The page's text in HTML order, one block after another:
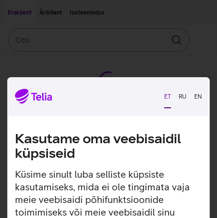
ET RU EN
Kasutame oma veebisaidil
küpsiseid
Küsime sinult luba selliste küpsiste
kasutamiseks, mida ei ole tingimata vaja
meie veebisaidi põhifunktsioonide
toimimiseks või meie veebisaidil sinu
Eraklient
Äriklient Iseteenindus
Otsin